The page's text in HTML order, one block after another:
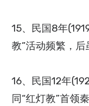
15、民国8年
教”活动频繁，后
16、民国12年
同“红灯教”首领